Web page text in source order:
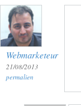
Webmarketeur
21/08/2013
permalien